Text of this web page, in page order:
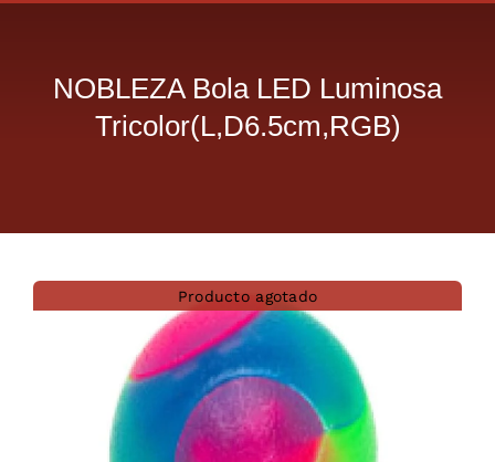
Antiparasitarios
NOBLEZA Bola LED Luminosa
Tricolor(L,D6.5cm,RGB)
Producto agotado